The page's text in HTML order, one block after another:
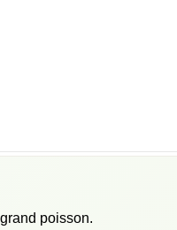
poisson.